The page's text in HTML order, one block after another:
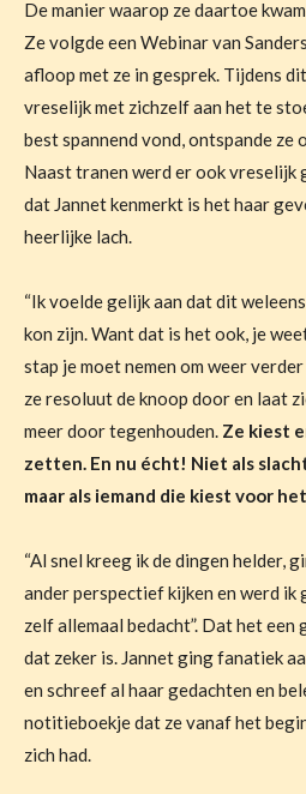
De manier waarop ze daartoe
Ze volgde een Webinar van
afloop met ze in gesprek. Tijdens
vreselijk met zichzelf aan het te
best spannend vond, ontspande ze
Naast tranen werd er ook vreselijk
dat Jannet kenmerkt is het haar
heerlijke lach.
“Ik voelde gelijk aan dat dit
kon zijn. Want dat is het ook, je
stap je moet nemen om weer verder
ze resoluut de knoop door en laat
meer door tegenhouden. Ze kiest
zetten. En nu écht! Niet als
maar als iemand die kiest voor
“Al snel kreeg ik de dingen helder,
ander perspectief kijken en werd
zelf allemaal bedacht”. Dat het een
dat zeker is. Jannet ging fanatiek
en schreef al haar gedachten en
notitieboekje dat ze vanaf het
zich had.